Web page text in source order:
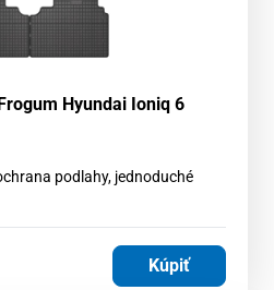
Hyundai Ioniq 6
podlahy, jednoduché
Kúpiť